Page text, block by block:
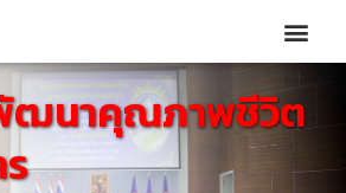
ฒนาคุณภาพชีวิต